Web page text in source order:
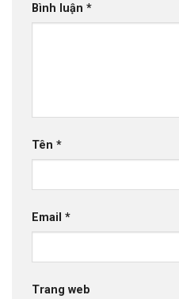
Bình luận *
Tên *
Email *
Trang web